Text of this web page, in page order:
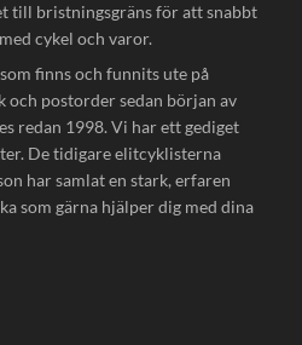
till bristningsgräns för att snabbt
cykel och varor.
finns och funnits ute på
och postorder sedan början av
redan 1998. Vi har ett gediget
De tidigare elitcyklisterna
har samlat en stark, erfaren
som gärna hjälper dig med dina